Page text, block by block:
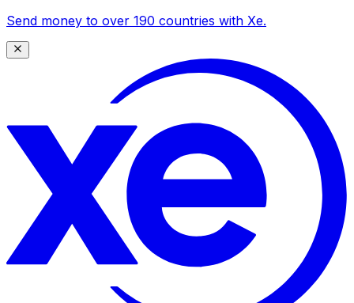
Send money to over 190 countries with Xe.